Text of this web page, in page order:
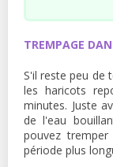
TREMPAGE
S'il reste peu de
les haricots
minutes. Juste
de l'eau
pouvez
période plus